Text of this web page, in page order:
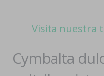
Visita nuestra
Cymbalta